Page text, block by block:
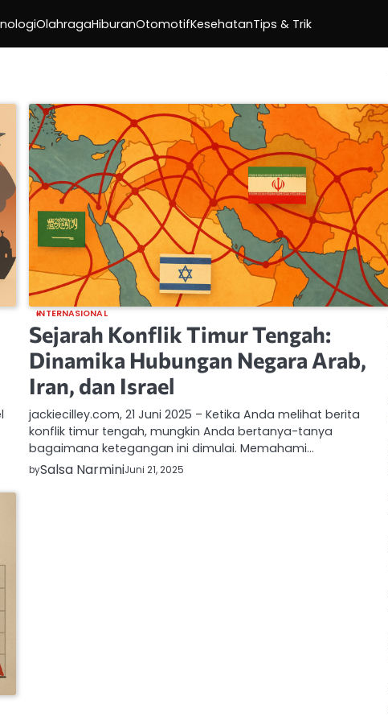
OlahragaHiburanOtomotifKesehatanTips & Trik
INTERNASIONAL
Sejarah Konflik Timur Tengah:
Dinamika Hubungan Negara Arab,
Iran, dan Israel
jackiecilley.com, 21 Juni 2025 – Ketika Anda melihat berita
konflik timur tengah, mungkin Anda bertanya-tanya
bagaimana ketegangan ini dimulai. Memahami…
bySalsa NarminiJuni 21, 2025